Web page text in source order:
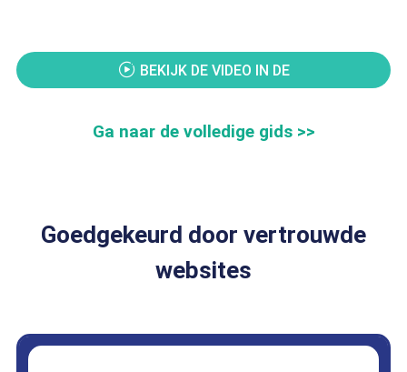
BEKIJK DE VIDEO IN DE
Ga naar de volledige gids >>
Goedgekeurd door vertrouwde
websites